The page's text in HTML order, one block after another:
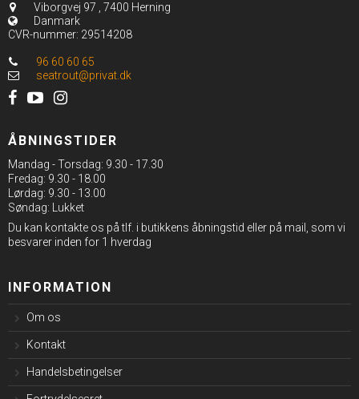
Viborgvej 97
7400 Herning
Danmark
CVR-nummer: 29514208
96 60 60 65
seatrout@privat.dk
ÅBNINGSTIDER
Mandag - Torsdag: 9.30 - 17.30
Fredag: 9.30 - 18.00
Lørdag: 9.30 - 13.00
Søndag: Lukket
Du kan kontakte os på tlf. i butikkens åbningstid eller på mail, som vi
besvarer inden for 1 hverdag
INFORMATION
Om os
Kontakt
Handelsbetingelser